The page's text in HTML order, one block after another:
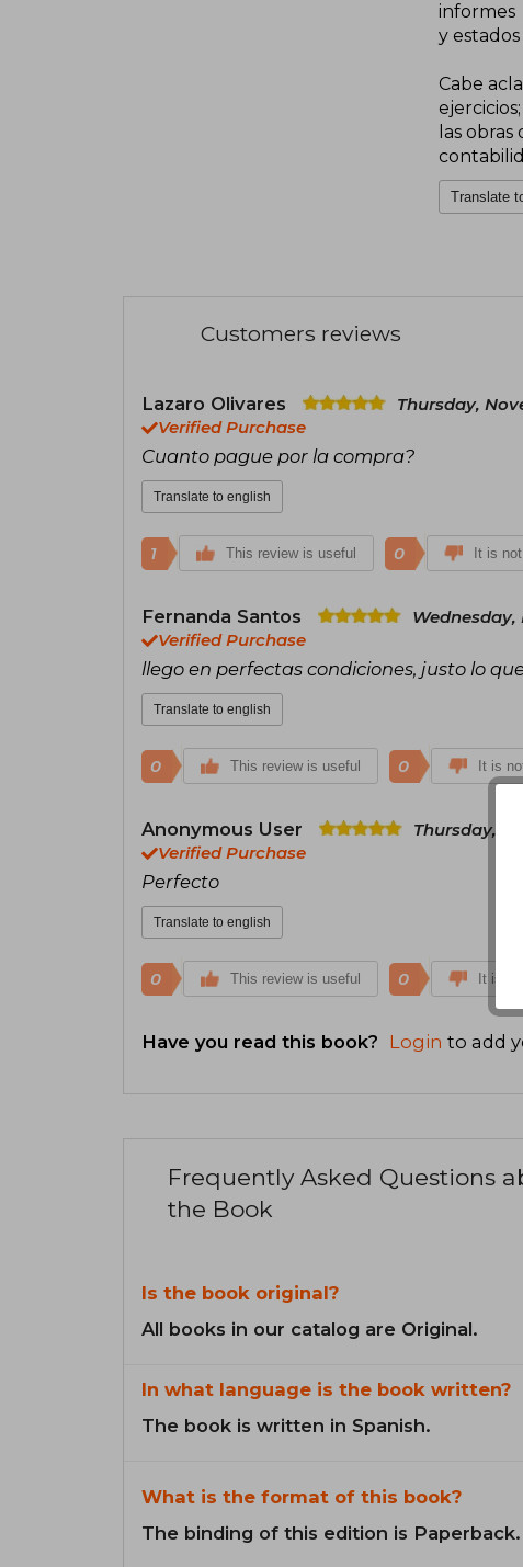
informes
y
Cabe
las
Translate
Customers reviews
Lazaro Olivares
Thursday,
Verified Purchase
Cuanto pague por la compra?
Translate to english
1 This review is useful 0 It is
Fernanda Santos
Wednesday,
Verified Purchase
llego en perfectas condiciones, justo lo
Translate to english
0 This review is useful 0 It is
Anonymous User
Thursday,
Verified Purchase
Perfecto
Translate to english
0 This review is useful 0 It is
Have you read this book? Login to add
Frequently Asked Questions
the Book
Is the book original?
All books in our catalog are Original.
In what language is the book written?
The book is written in Spanish.
What is the format of this book?
The binding of this edition is Paperback.